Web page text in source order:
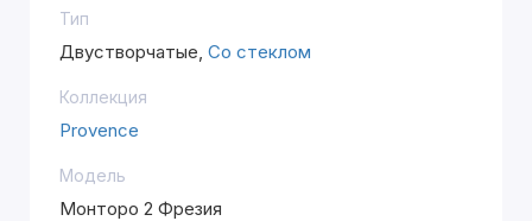
Тип
Двустворчатые, Со стеклом
Коллекция
Provence
Модель
Монторо 2 Фрезия